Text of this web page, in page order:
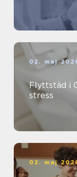
02. maj
Flyttstäd i
stress
02. maj